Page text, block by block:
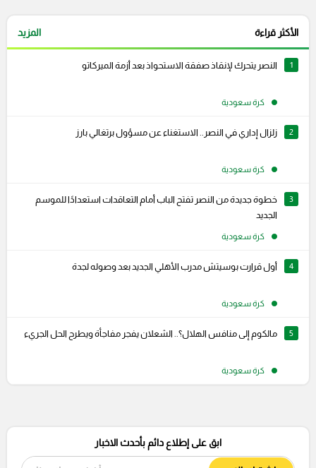
الأكثر قراءة المزيد
1 النصر يتحرك لإنقاذ صفقة الاستحواذ بعد أزمة الميركاتو
كرة سعودية
2 زلزال إداري في النصر.. الاستغناء عن مسؤول برتغالي بارز
كرة سعودية
3
خطوة جديدة من النصر تفتح الباب أمام التعاقدات استعدادًا للموسم
الجديد
كرة سعودية
4 أول قرارت بوسيتش مدرب الأهلي الجديد بعد وصوله لجدة
كرة سعودية
5 مالكوم إلى منافس الهلال؟.. الشعلان يفجر مفاجأة ويطرح الحل الجريء
كرة سعودية
ابق على إطلاع دائم بأحدث الاخبار